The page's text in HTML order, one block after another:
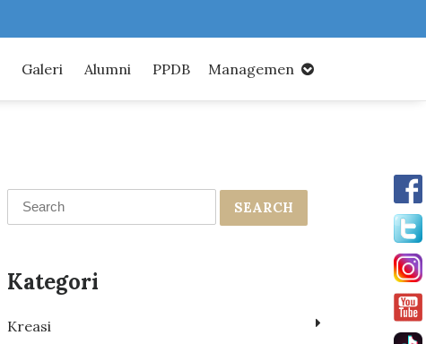
Galeri Alumni PPDB Managemen
SEARCH
Kategori
Kreasi